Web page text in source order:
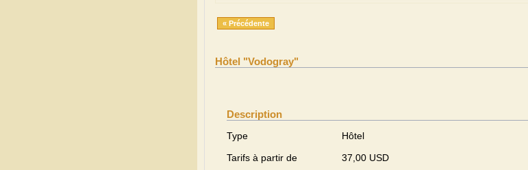
« Précédente
Hôtel "Vodogray"
Description
Type
Hôtel
Tarifs à partir de
37,00 USD